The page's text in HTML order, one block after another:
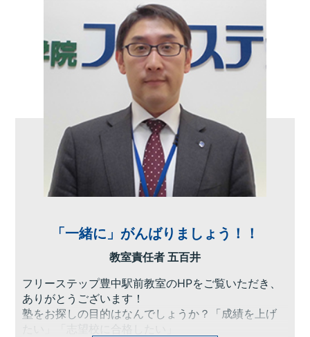
「一緒に」がんばりましょう！！
教室責任者 五百井
フリーステップ豊中駅前教室のHPをご覧いただき、
ありがとうございます！
塾をお探しの目的はなんでしょうか？「成績を上げ
たい」「志望校に合格したい」